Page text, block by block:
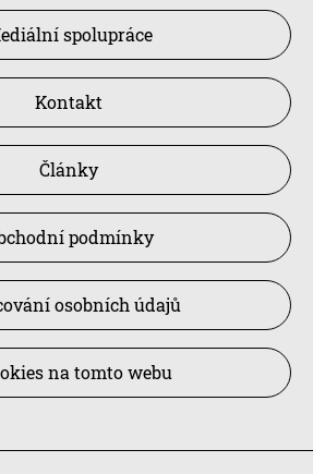
spolupráce
Kontakt
Články
podmínky
osobních údajů
na tomto webu